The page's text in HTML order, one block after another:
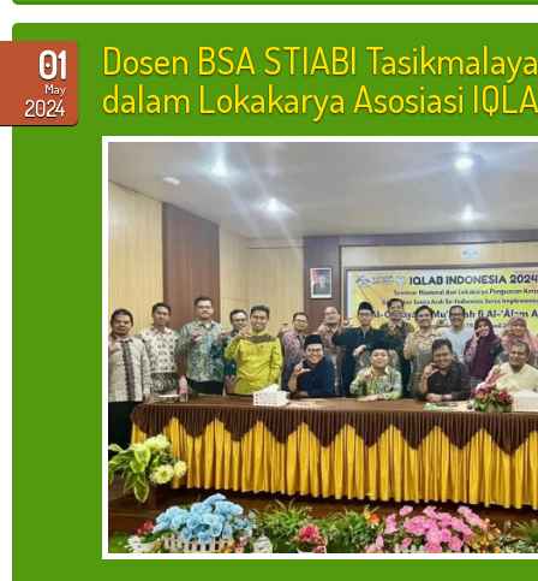
01
May
2024
Dosen BSA STIABI
dalam Lokakarya Asosiasi